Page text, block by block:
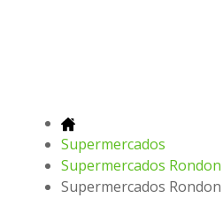
Supermercados
Supermercados Rondon
Supermercados